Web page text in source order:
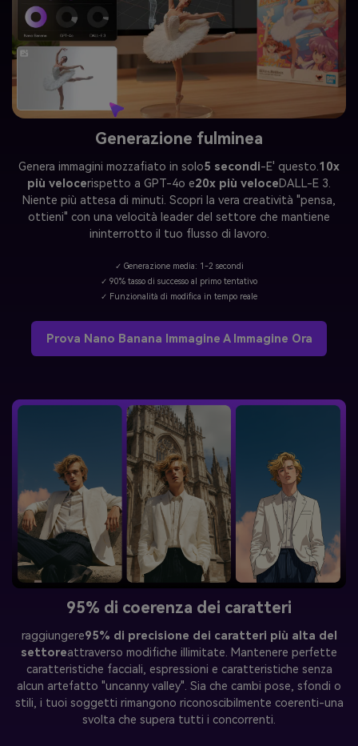
Generazione fulminea
Genera immagini mozzafiato in solo5 secondi-E' questo.10x
più velocerispetto a GPT-4o e20x più veloceDALL-E 3.
Niente più attesa di minuti. Scopri la vera creatività "pensa,
ottieni" con una velocità leader del settore che mantiene
ininterrotto il tuo flusso di lavoro.
✓ Generazione media: 1-2 secondi
✓ 90% tasso di successo al primo tentativo
✓ Funzionalità di modifica in tempo reale
Prova Nano Banana Immagine A Immagine Ora
95% di coerenza dei caratteri
raggiungere95% di precisione dei caratteri più alta del
settoreattraverso modifiche illimitate. Mantenere perfette
caratteristiche facciali, espressioni e caratteristiche senza
alcun artefatto "uncanny valley". Sia che cambi pose, sfondi o
stili, i tuoi soggetti rimangono riconoscibilmente coerenti-una
svolta che supera tutti i concorrenti.